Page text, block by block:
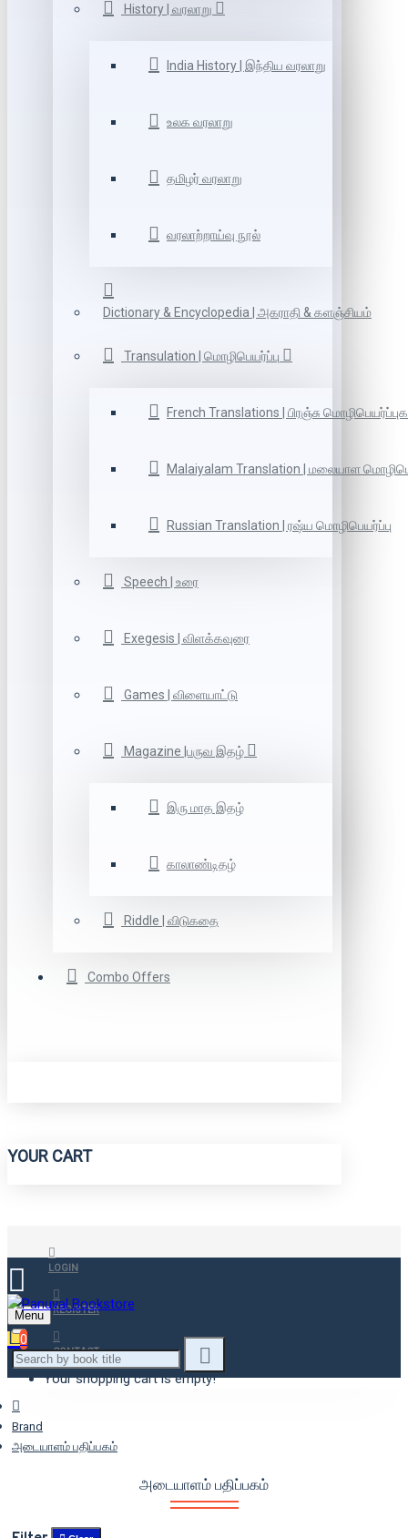
History | வரலாறு
India History | இந்திய வரலாறு
உலக வரலாறு
தமிழர் வரலாறு
வரலாற்றாய்வு நூல்
Dictionary & Encyclopedia | அகராதி & களஞ்சியம்
Transulation | மொழிபெயர்ப்பு
French Translations | பிரஞ்சு
Malaiyalam Translation | மலையாள
Russian Translation | ரஷ்ய மொழிபெயர்ப்பு
Speech | உரை
Exegesis | விளக்கவுரை
Games | விளையாட்டு
Magazine |பருவ இதழ்
இரு மாத இதழ்
காலாண்டிதழ்
Riddle | விடுகதை
Combo Offers
YOUR CART
LOGIN
REGISTER
CONTACT
Menu
0
Your shopping cart is empty!
Brand
அடையாளம் பதிப்பகம்
அடையாளம் பதிப்பகம்